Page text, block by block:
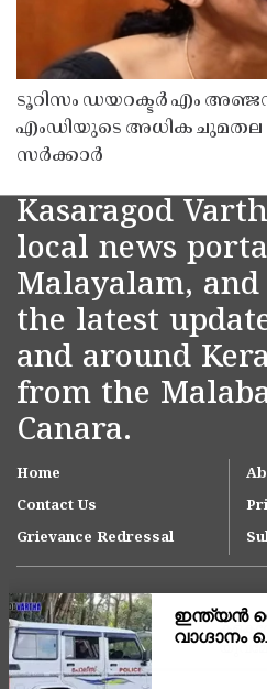
ടൂറിസം ഡയറക്ടർ എം
എംഡിയുടെ അധിക ചുമതല
സർക്കാർ
Kasaragod
local news
Malayalam,
the latest
and around
from the
Canara.
Home
Contact Us
Grievance Redressal